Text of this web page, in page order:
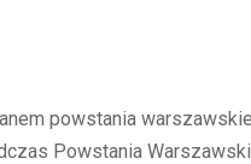
powstania
Powstania